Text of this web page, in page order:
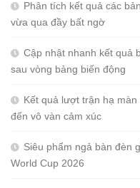
Phân tích kết quả các
vừa qua đầy bất ngờ
Cập nhật nhanh kết quả
sau vòng bảng biến động
Kết quả lượt trận hạ
đến vô vàn cảm xúc
Siêu phẩm ngả bàn đèn
World Cup 2026